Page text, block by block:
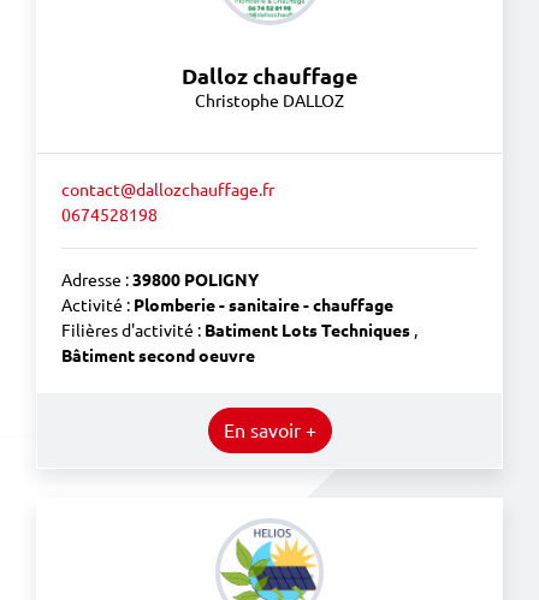
Dalloz chauffage
Christophe DALLOZ
contact@dallozchauffage.fr
0674528198
Adresse :39800 POLIGNY
Activité : Plomberie - sanitaire - chauffage
Filières d'activité : Batiment Lots Techniques ,
Bâtiment second oeuvre
En savoir +